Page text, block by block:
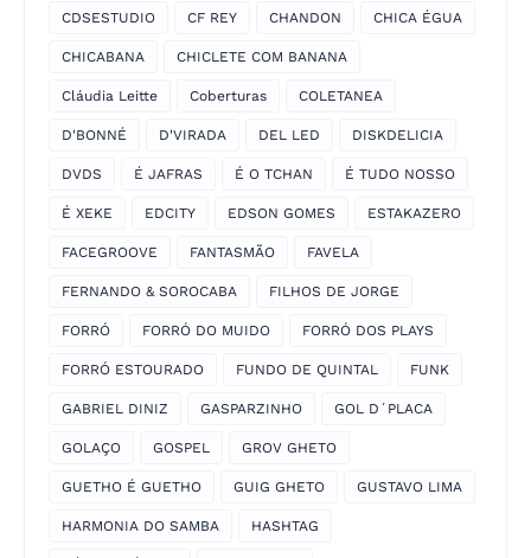
CDSESTUDIO CF REY CHANDON CHICA ÉGUA
CHICABANA CHICLETE COM BANANA
Cláudia Leitte Coberturas COLETANEA
D'BONNÉ D'VIRADA DEL LED DISKDELICIA
DVDS É JAFRAS É O TCHAN É TUDO NOSSO
É XEKE EDCITY EDSON GOMES ESTAKAZERO
FACEGROOVE FANTASMÃO FAVELA
FERNANDO & SOROCABA FILHOS DE JORGE
FORRÓ FORRÓ DO MUIDO FORRÓ DOS PLAYS
FORRÓ ESTOURADO FUNDO DE QUINTAL FUNK
GABRIEL DINIZ GASPARZINHO GOL D´PLACA
GOLAÇO GOSPEL GROV GHETO
GUETHO É GUETHO GUIG GHETO GUSTAVO LIMA
HARMONIA DO SAMBA HASHTAG